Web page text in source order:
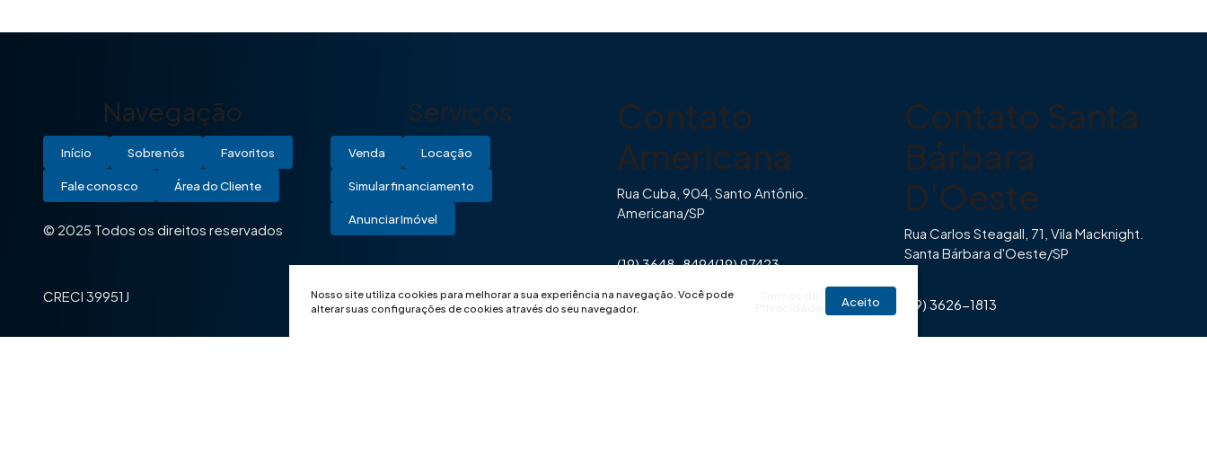
Nosso site utiliza cookies para melhorar a sua experiência na navegação. Você pode
alterar suas configurações de cookies através do seu navegador.
Aceito
Navegação
Início Sobre nós Favoritos
Fale conosco Área do Cliente
© 2025 Todos os direitos reservados
CRECI 39951J
Serviços
Venda Locação
Simular financiamento
Anunciar Imóvel
Contato
Americana
Rua Cuba, 904, Santo Antônio.
Americana/SP
(19) 3648-8494(19) 97423-
Contato Santa
Bárbara
D'Oeste
Rua Carlos Steagall, 71, Vila Macknight.
Santa Bárbara d'Oeste/SP
(19) 3626-1813